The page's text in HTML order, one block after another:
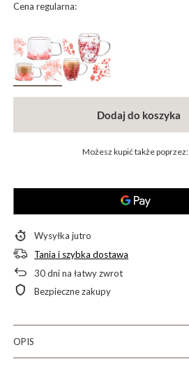
Cena regularna:
Dodaj do koszyka
Możesz kupić także poprzez:
Wysyłkajutro
Tania i szybka dostawa
30dni na łatwy zwrot
Bezpieczne zakupy
OPIS